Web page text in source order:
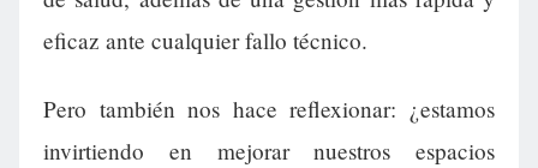
eficaz ante cualquier fallo técnico.
Pero también nos hace reflexionar: ¿estamos
invirtiendo en mejorar nuestros espacios